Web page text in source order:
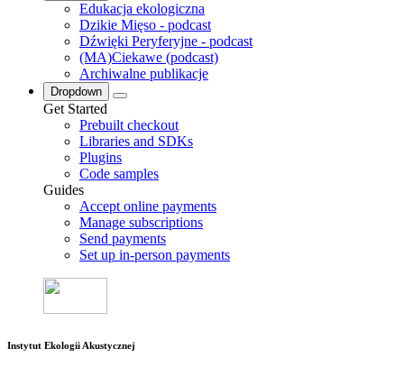
Edukacja ekologiczna
Dzikie Mięso - podcast
Dźwięki Peryferyjne - podcast
(MA)Ciekawe (podcast)
Archiwalne publikacje
Dropdown
Get Started
Prebuilt checkout
Libraries and SDKs
Plugins
Code samples
Guides
Accept online payments
Manage subscriptions
Send payments
Set up in-person payments
Instytut Ekologii Akustycznej